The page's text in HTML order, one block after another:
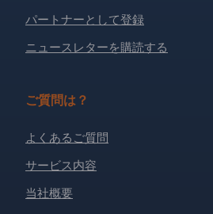
パートナーとして登録
ニュースレターを購読する
ご質問は？
よくあるご質問
サービス内容
当社概要